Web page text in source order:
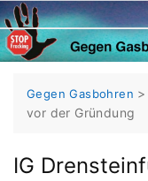
Skip
to
content
Gegen Gasbohren >
vor der Gründung
IG